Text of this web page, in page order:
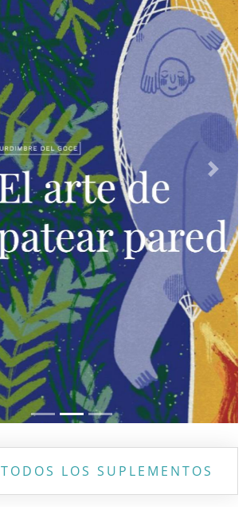
Next
TODOS LOS SUPLEMENTOS